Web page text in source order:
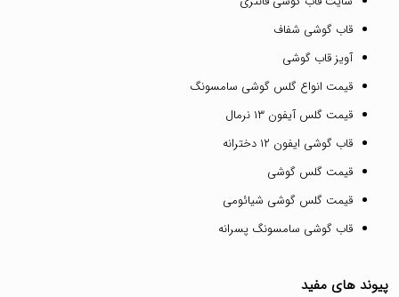
قاب گوشی شفاف
آویز قاب گوشی
قیمت انواع گلس گوشی سامسونگ
قیمت گلس آیفون ۱۳ نرمال
قاب گوشی ایفون ۱۲ دخترانه
قیمت گلس گوشی
قیمت گلس گوشی شیائومی
قاب گوشی سامسونگ پسرانه
پیوند های مفید